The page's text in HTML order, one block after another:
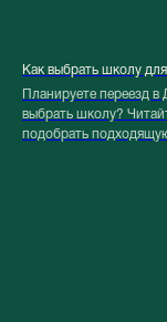
Как выбрать школу
Планируете переезд
выбрать школу?
подобрать